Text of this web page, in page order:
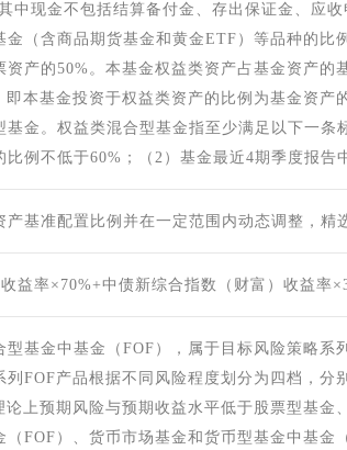
中现金不包括结算备付金、存出保证金、应
金（含商品期货基金和黄金ETF）等品种的
资产的50%。本基金权益类资产占基金资产
即本基金投资于权益类资产的比例为基金资
基金。权益类混合型基金指至少满足以下一
比例不低于60%；（2）基金最近4期季度报
产基准配置比例并在一定范围内动态调整，精
益率×70%+中债新综合指数（财富）收益率
型基金中基金（FOF），属于目标风险策略
列FOF产品根据不同风险程度划分为四档，
论上预期风险与预期收益水平低于股票型基
（FOF）、货币市场基金和货币型基金中基